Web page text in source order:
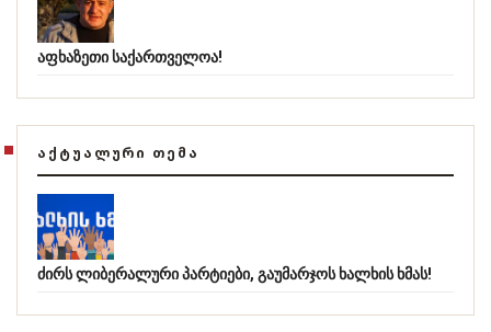
აფხაზეთი საქართველოა!
ᲐᲥᲢᲣᲐᲚᲣᲠᲘ ᲗᲔᲛᲐ
ძირს ლიბერალური პარტიები, გაუმარჯოს ხალხის ხმას!